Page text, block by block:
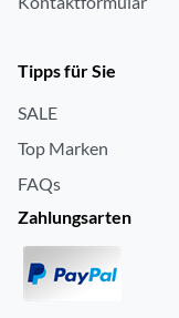
Tipps für Sie
SALE
Top Marken
FAQs
Zahlungsarten